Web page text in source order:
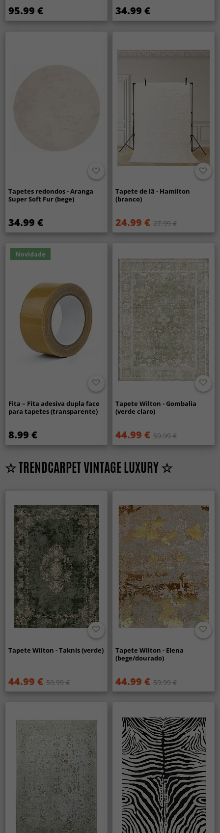
95.99 € 34.99 €
Tapetes redondos - Aranga
Super Soft Fur (bege)
34.99 €
Tapete de lã - Hamilton
(branco)
24.99 € 27.99 €
Novidade
Fita – Fita adesiva dupla face
para tapetes (transparente)
8.99 €
Tapete Wilton - Gombalia
(verde claro)
44.99 € 59.99 €
☆ TRENDCARPET VINTAGE LUXURY ☆
Tapete Wilton - Taknis (verde)
44.99 € 59.99 €
Tapete Wilton - Elena
(bege/dourado)
44.99 € 59.99 €